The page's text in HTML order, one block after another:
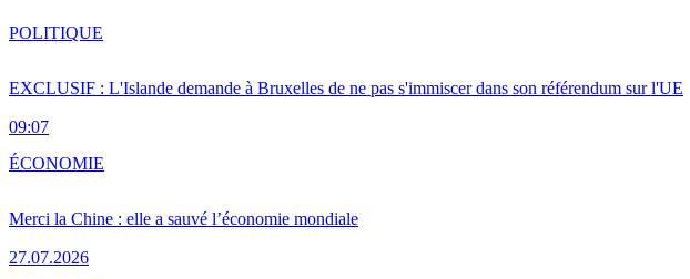
EXCLUSIF : L'Islande demande à Bruxelles de ne pas s'immiscer dans son référendum sur l'UE
09:07
POLITIQUE
Merci la Chine : elle a sauvé l’économie mondiale
27.07.2026
ÉCONOMIE